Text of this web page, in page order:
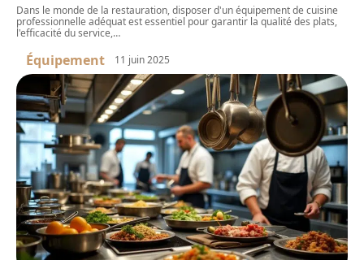
Dans le monde de la restauration, disposer d'un équipement de cuisine
professionnelle adéquat est essentiel pour garantir la qualité des plats,
l'efficacité du service,…
Équipement 11 juin 2025